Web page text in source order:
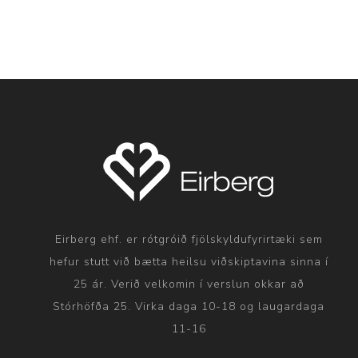
Eirberg ehf. er rótgróið fjölskyldufyrirtæki sem
hefur stutt við bætta heilsu viðskiptavina sinna í
25 ár. Verið velkomin í verslun okkar að
Stórhöfða 25. Virka daga 10-18 og laugardaga
11-16